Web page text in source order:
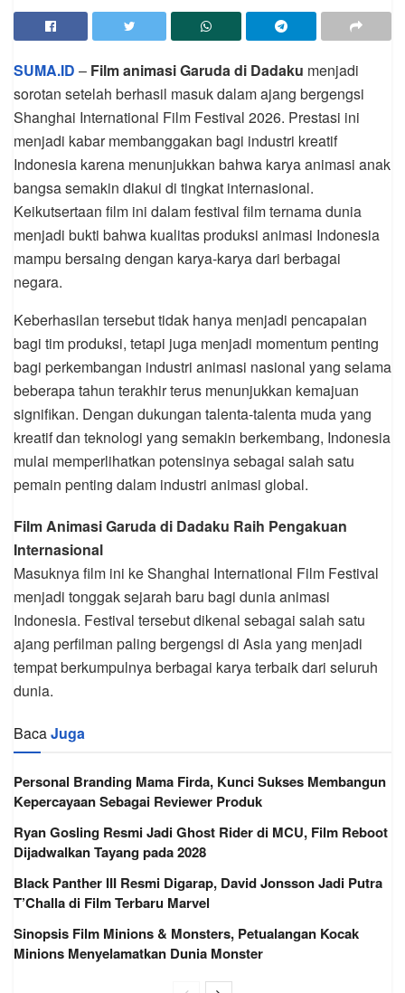
SUMA.ID – Film animasi Garuda di Dadaku menjadi
sorotan setelah berhasil masuk dalam ajang bergengsi
Shanghai International Film Festival 2026. Prestasi ini
menjadi kabar membanggakan bagi industri kreatif
Indonesia karena menunjukkan bahwa karya animasi anak
bangsa semakin diakui di tingkat internasional.
Keikutsertaan film ini dalam festival film ternama dunia
menjadi bukti bahwa kualitas produksi animasi Indonesia
mampu bersaing dengan karya-karya dari berbagai
negara.
Keberhasilan tersebut tidak hanya menjadi pencapaian
bagi tim produksi, tetapi juga menjadi momentum penting
bagi perkembangan industri animasi nasional yang selama
beberapa tahun terakhir terus menunjukkan kemajuan
signifikan. Dengan dukungan talenta-talenta muda yang
kreatif dan teknologi yang semakin berkembang, Indonesia
mulai memperlihatkan potensinya sebagai salah satu
pemain penting dalam industri animasi global.
Film Animasi Garuda di Dadaku Raih Pengakuan
Internasional
Masuknya film ini ke Shanghai International Film Festival
menjadi tonggak sejarah baru bagi dunia animasi
Indonesia. Festival tersebut dikenal sebagai salah satu
ajang perfilman paling bergengsi di Asia yang menjadi
tempat berkumpulnya berbagai karya terbaik dari seluruh
dunia.
BacaJuga
Personal Branding Mama Firda, Kunci Sukses Membangun
Kepercayaan Sebagai Reviewer Produk
Ryan Gosling Resmi Jadi Ghost Rider di MCU, Film Reboot
Dijadwalkan Tayang pada 2028
Black Panther III Resmi Digarap, David Jonsson Jadi Putra
T’Challa di Film Terbaru Marvel
Sinopsis Film Minions & Monsters, Petualangan Kocak
Minions Menyelamatkan Dunia Monster